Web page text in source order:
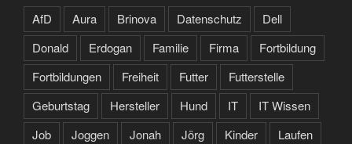
AfD Aura Brinova Datenschutz
Dell
Donald
Erdogan Familie Firma
Fortbildung
Fortbildungen
Freiheit Futter
Futterstelle
Geburtstag
Hersteller Hund IT
IT Wissen
Job
Joggen Jonah Jörg Kinder Laufen